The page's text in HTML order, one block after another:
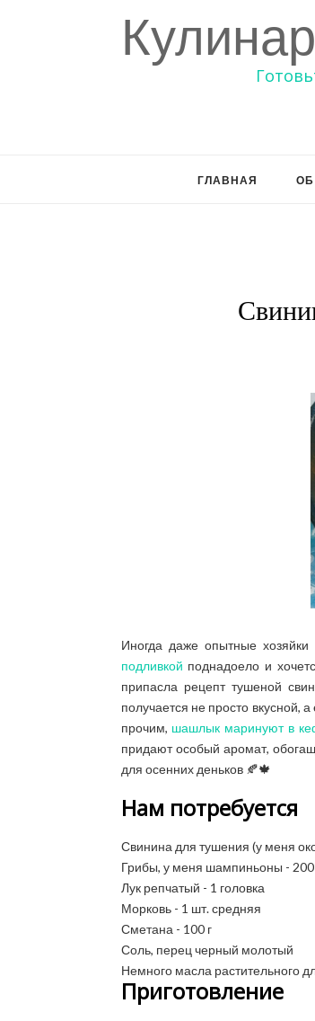
ГЛАВНАЯ
Иногда даже опытные
подливкой поднадоело и
припасла рецепт тушеной
получается не просто вкусной,
прочим, шашлык маринуют в
придают особый аромат,
для осенних деньков 🍂🍁
Нам потребуется
Свинина для тушения (у меня
Грибы, у меня шампиньоны - 200
Лук репчатый - 1 головка
Морковь - 1 шт. средняя
Сметана - 100 г
Соль, перец черный молотый
Немного масла растительного
Приготовление